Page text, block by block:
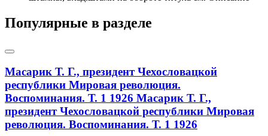
Популярные в разделе
Масарик Т. Г., президент Чехословацкой
республики Мировая революция.
Воспоминания. Т. 1 1926 Масарик Т. Г.,
президент Чехословацкой республики Мировая
революция. Воспоминания. Т. 1 1926